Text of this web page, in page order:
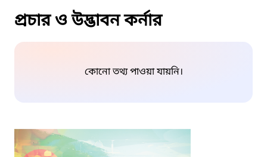
প্রচার ও উদ্ভাবন কর্নার
কোনো তথ্য পাওয়া যায়নি।